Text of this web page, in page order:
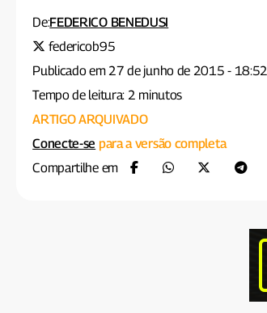
De:FEDERICO BENEDUSI
federicob95
Publicado em 27 de junho de 2015 - 18:52
Tempo de leitura: 2 minutos
ARTIGO ARQUIVADO
Conecte-se para a versão completa
Compartilhe em